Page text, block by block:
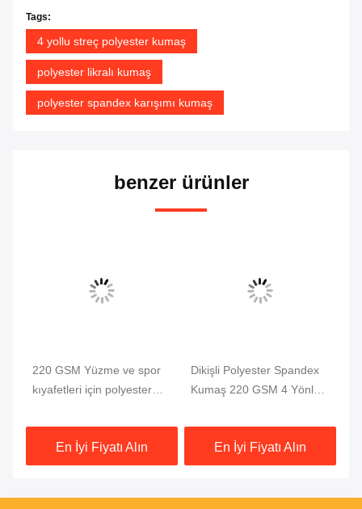
Tags:
4 yollu streç polyester kumaş
polyester likralı kumaş
polyester spandex karışımı kumaş
benzer ürünler
220 GSM Yüzme ve spor
kıyafetleri için polyester
En İyi Fiyatı Alın
Dikişli Polyester Spandex
Kumaş 220 GSM 4 Yönlü
En İyi Fiyatı Alın